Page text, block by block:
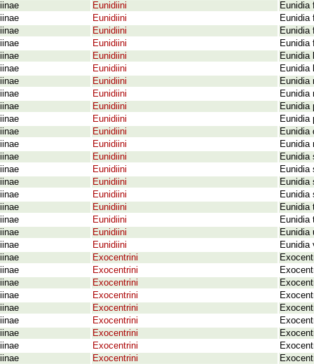
Eunidiini
Eunidia
Eunidiini
Eunidia
Eunidiini
Eunidia
Eunidiini
Eunidia
Eunidiini
Eunidia
Eunidiini
Eunidia
Eunidiini
Eunidia
Eunidiini
Eunidia
Eunidiini
Eunidia
Eunidiini
Eunidia
Eunidiini
Eunidia
Eunidiini
Eunidia
Eunidiini
Eunidia
Eunidiini
Eunidia
Eunidiini
Eunidia
Eunidiini
Eunidia
Eunidiini
Eunidia
Eunidiini
Eunidia
Eunidiini
Eunidia
Eunidiini
Eunidia
Exocentrini
Exocentrini
Exocentrini
Exocentrini
Exocentrini
Exocentrini
Exocentrini
Exocentrini
Exocentrini